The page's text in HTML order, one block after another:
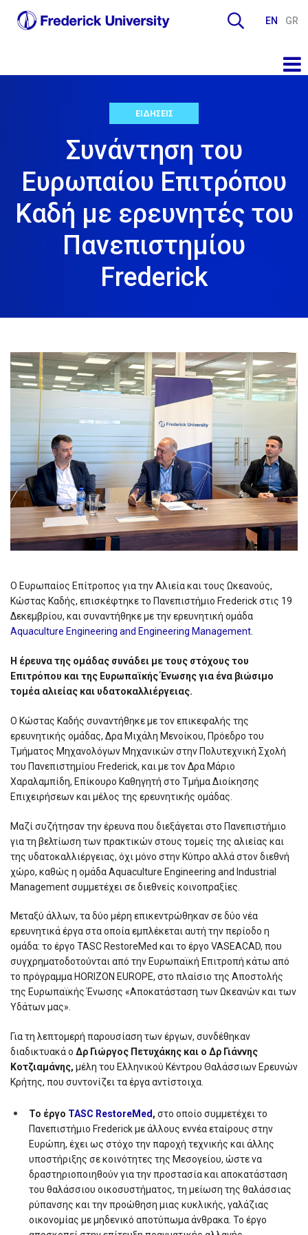
EN GR
ΕΙΔΗΣΕΙΣ
Συνάντηση του
Ευρωπαίου Επιτρόπου
Καδή με ερευνητές του
Πανεπιστημίου
Frederick
Ο Ευρωπαίος Επίτροπος για την Αλιεία και τους Ωκεανούς,
Κώστας Καδής, επισκέφτηκε το Πανεπιστήμιο Frederick στις 19
Δεκεμβρίου, και συναντήθηκε με την ερευνητική ομάδα
Aquaculture Engineering and Engineering Management
Η έρευνα της ομάδας συνάδει με τους στόχους του
Επιτρόπου και της Ευρωπαϊκής Ένωσης για ένα βιώσιμο
τομέα αλιείας και υδατοκαλλιέργειας.
Ο Κώστας Καδής συναντήθηκε με τον επικεφαλής της
ερευνητικής ομάδας, Δρα Μιχάλη Μενοίκου, Πρόεδρο του
Τμήματος Μηχανολόγων Μηχανικών στην Πολυτεχνική Σχολή
του Πανεπιστημίου Frederick, και με τον Δρα Μάριο
Χαραλαμπίδη, Επίκουρο Καθηγητή στο Τμήμα Διοίκησης
Επιχειρήσεων και μέλος της ερευνητικής ομάδας.
Μαζί συζήτησαν την έρευνα που διεξάγεται στο Πανεπιστήμιο
για τη βελτίωση των πρακτικών στους τομείς της αλιείας και
της υδατοκαλλιέργειας, όχι μόνο στην Κύπρο αλλά στον διεθνή
χώρο, καθώς η ομάδα Aquaculture Engineering and Industrial
Management συμμετέχει σε διεθνείς κοινοπραξίες.
Μεταξύ άλλων, τα δύο μέρη επικεντρώθηκαν σε δύο νέα
ερευνητικά έργα στα οποία εμπλέκεται αυτή την περίοδο η
ομάδα: το έργο TASC RestoreMed και το έργο VASEACAD, που
συγχρηματοδοτούνται από την Ευρωπαϊκή Επιτροπή κάτω από
το πρόγραμμα HORIZON EUROPE, στο πλαίσιο της Αποστολής
της Ευρωπαϊκής Ένωσης «Αποκατάσταση των Ωκεανών και των
Υδάτων μας».
Για τη λεπτομερή παρουσίαση των έργων, συνδέθηκαν
διαδικτυακά ο Δρ Γιώργος Πετυχάκης και ο Δρ Γιάννης
Κοτζιαμάνης, μέλη του Ελληνικού Κέντρου Θαλάσσιων Ερευνών
Κρήτης, που συντονίζει τα έργα αντίστοιχα.
Το έργο TASC RestoreMed , στο οποίο συμμετέχει το
Πανεπιστήμιο Frederick με άλλους εννέα εταίρους στην
Ευρώπη, έχει ως στόχο την παροχή τεχνικής και άλλης
υποστήριξης σε κοινότητες της Μεσογείου, ώστε να
δραστηριοποιηθούν για την προστασία και αποκατάσταση
του θαλάσσιου οικοσυστήματος, τη μείωση της θαλάσσιας
ρύπανσης και την προώθηση μιας κυκλικής, γαλάζιας
οικονομίας με μηδενικό αποτύπωμα άνθρακα. Το έργο